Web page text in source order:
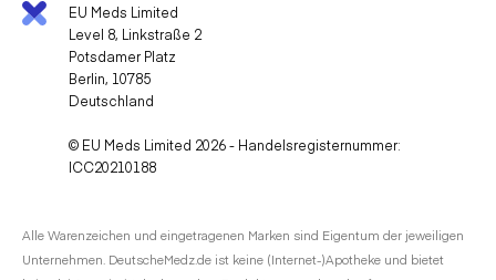
EU Meds Limited
Level 8, Linkstraße 2
Potsdamer Platz
Berlin, 10785
Deutschland
© EU Meds Limited 2026 - Handelsregisternummer:
ICC20210188
Alle Warenzeichen und eingetragenen Marken sind Eigentum der jeweiligen
Unternehmen. DeutscheMedz.de ist keine (Internet-)Apotheke und bietet